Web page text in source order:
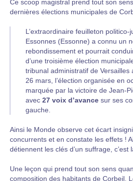
Ce scoop magistral prend tout son
dernières élections municipales de
L’extraordinaire feuilleton
Essonnes (Essonne) a connu un
rebondissement et pourrait
d’une troisième élection
tribunal administratif de Versailles
26 mars, l’élection organisée en
marquée par la victoire de Jean-
avec 27 voix d’avance sur ses
gauche.
Ainsi le Monde observe cet écart
concurrents et en constate les effets !
détiennent les clés d’un suffrage, c’est
Une leçon qui prend tout son sens
composition des habitants de Corbeil.